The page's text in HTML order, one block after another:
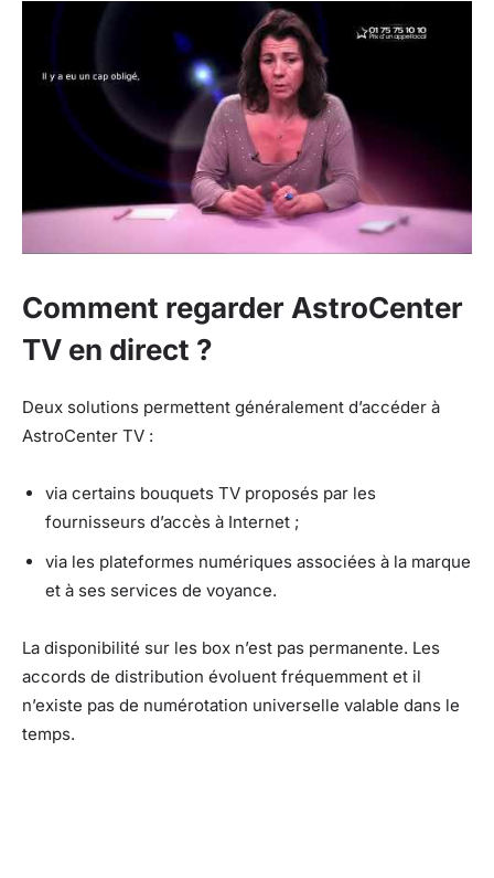
Comment regarder AstroCenter
TV en direct ?
Deux solutions permettent généralement d’accéder à
AstroCenter TV :
via certains bouquets TV proposés par les
fournisseurs d’accès à Internet ;
via les plateformes numériques associées à la marque
et à ses services de voyance.
La disponibilité sur les box n’est pas permanente. Les
accords de distribution évoluent fréquemment et il
n’existe pas de numérotation universelle valable dans le
temps.